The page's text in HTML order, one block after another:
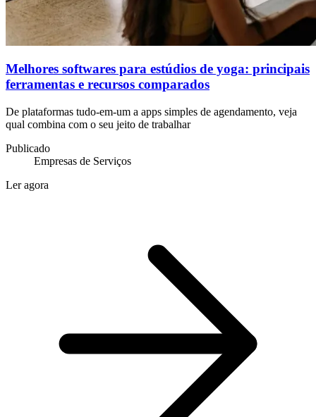
Melhores softwares para estúdios de yoga: principais
ferramentas e recursos comparados
De plataformas tudo-em-um a apps simples de agendamento, veja
qual combina com o seu jeito de trabalhar
Publicado
Empresas de Serviços
Ler agora